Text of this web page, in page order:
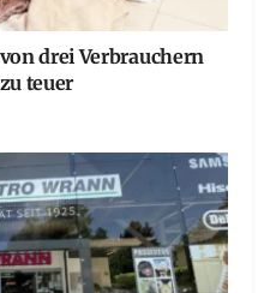
drei Verbrauchern
teuer